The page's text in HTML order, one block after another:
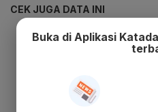
CEK JUGA DATA INI
Buka di Aplikasi